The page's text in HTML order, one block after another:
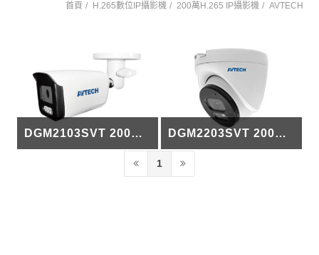
首頁 H.265數位IP攝影機 200萬H.265 IP攝影機 AVTECH
DGM2103SVT 200萬槍型網路攝影機 DGM2203SVT 200萬半球型網路攝影機
1